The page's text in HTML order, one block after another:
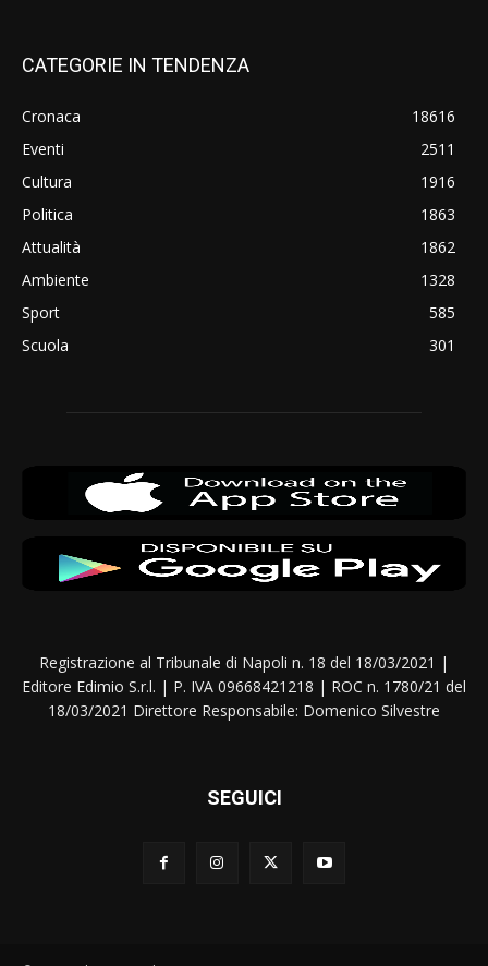
CATEGORIE IN TENDENZA
Cronaca
18616
Eventi
2511
Cultura
1916
Politica
1863
Attualità
1862
Ambiente
1328
Sport
585
Scuola
301
Registrazione al Tribunale di Napoli n. 18 del 18/03/2021 |
Editore Edimio S.r.l. | P. IVA 09668421218 | ROC n. 1780/21 del
18/03/2021 Direttore Responsabile: Domenico Silvestre
SEGUICI